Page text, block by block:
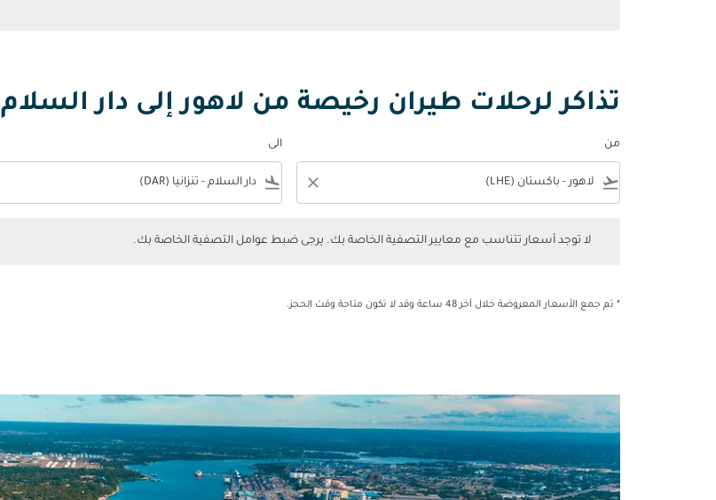
تذاكر لرحلات طيران رخيصة من لاهور إلى دار السلام
من
flight_takeoff
close
الى
flight_land
لا توجد أسعار تتناسب مع معايير التصفية الخاصة بك. يرجى ضبط عوامل التصفية الخاصة بك.
* تم جمع الأسعار المعروضة خلال آخر 48 ساعة وقد لا تكون متاحة وقت الحجز.